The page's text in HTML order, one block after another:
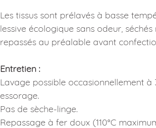
Les tissus sont prélavés à basse
lessive écologique sans odeur,
repassés au préalable avant
Entretien :
Lavage possible occasionnellement à
essorage.
Pas de sèche-linge.
Repassage à fer doux (110°C